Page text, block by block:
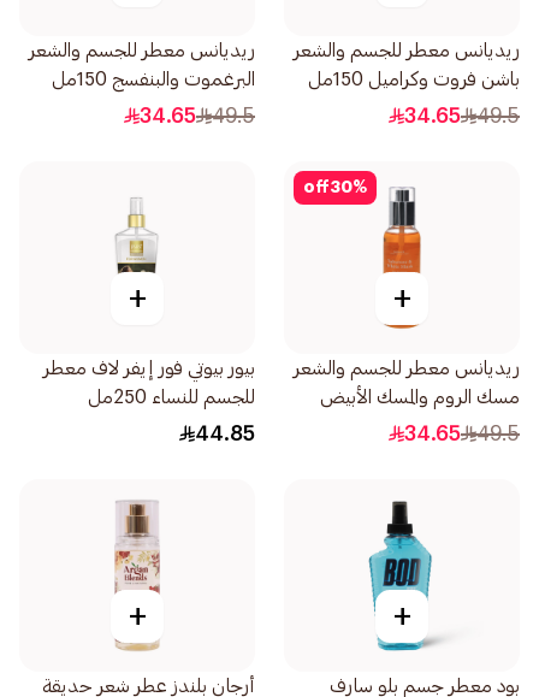
ريديانس معطر للجسم والشعر
باشن فروت وكراميل 150مل
49.5
34.65
ريديانس معطر للجسم والشعر
البرغموت والبنفسج 150مل
49.5
34.65
30%
off
+
ريديانس معطر للجسم والشعر
مسك الروم والمسك الأبيض
150مل
49.5
34.65
+
بيور بيوتي فور إيفر لاف معطر
للجسم للنساء 250مل
44.85
+
بود معطر جسم بلو سارف
+
أرجان بلندز عطر شعر حديقة